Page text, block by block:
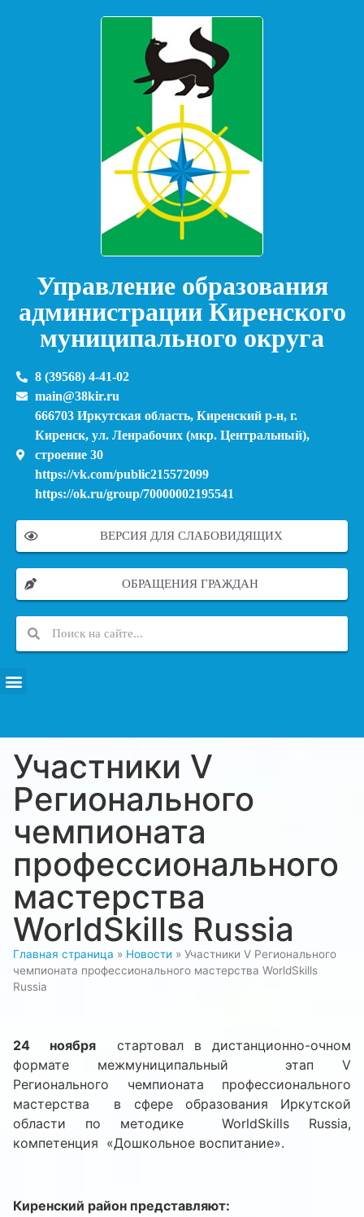
Управление образования
администрации Киренского
муниципального округа
8 (39568) 4-41-02
main@38kir.ru
666703 Иркутская область, Киренский р-н, г.
Киренск, ул. Ленрабочих (мкр. Центральный),
строение 30
https://vk.com/public215572099
https://ok.ru/group/70000002195541
ВЕРСИЯ ДЛЯ СЛАБОВИДЯЩИХ
ОБРАЩЕНИЯ ГРАЖДАН
Участники V
Регионального
чемпионата
профессионального
мастерства
WorldSkills Russia
Главная страница » Новости » Участники V Регионального
чемпионата профессионального мастерства WorldSkills
Russia
24 ноября стартовал в дистанционно-очном
формате межмуниципальный этап V
Регионального чемпионата профессионального
мастерства в сфере образования Иркутской
области по методике WorldSkills Russia,
компетенция «Дошкольное воспитание».
Киренский район представляют: